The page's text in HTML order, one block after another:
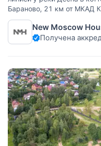
Бараново, 21 км от МКАД
Москва, Новомосковский
Филимонковский район.
широкий,
New Moscow
Получена